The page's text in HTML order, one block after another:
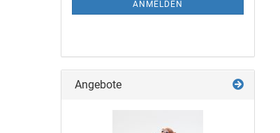
ANMELDEN
Angebote